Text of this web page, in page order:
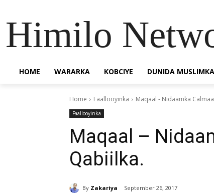
Himilo
HOME WARARKA KOBCIYE DUNIDA MUSLIMKA
Home Faallooyinka Maqaal - Nidaamka
Faallooyinka
Maqaal –
Qabiilka.
By Zakariya September 26, 2017